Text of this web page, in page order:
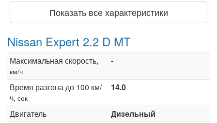
Показать все характеристики
Nissan Expert 2.2 D MT
Максимальная скорость,
км/ч
-
Время разгона до 100 км/
ч, сек
14.0
Двигатель
Дизельный